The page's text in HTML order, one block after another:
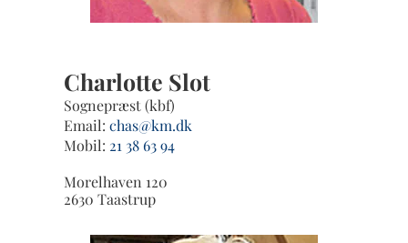
Charlotte Slot
Sognepræst (kbf)
Email: chas@km.dk
Mobil: 21 38 63 94
Morelhaven 120
2630 Taastrup